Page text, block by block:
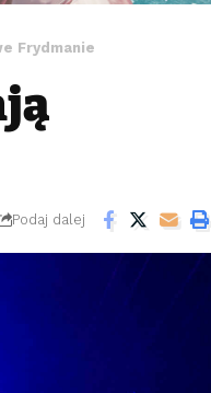
Frydmanie
Podaj dalej